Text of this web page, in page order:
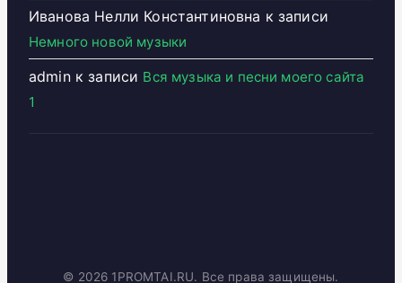
Иванова Нелли Константиновна к записи
Немного новой музыки
adminк записи Вся музыка и песни моего сайта
1
© 2026 1PROMTAI.RU. Все права защищены.